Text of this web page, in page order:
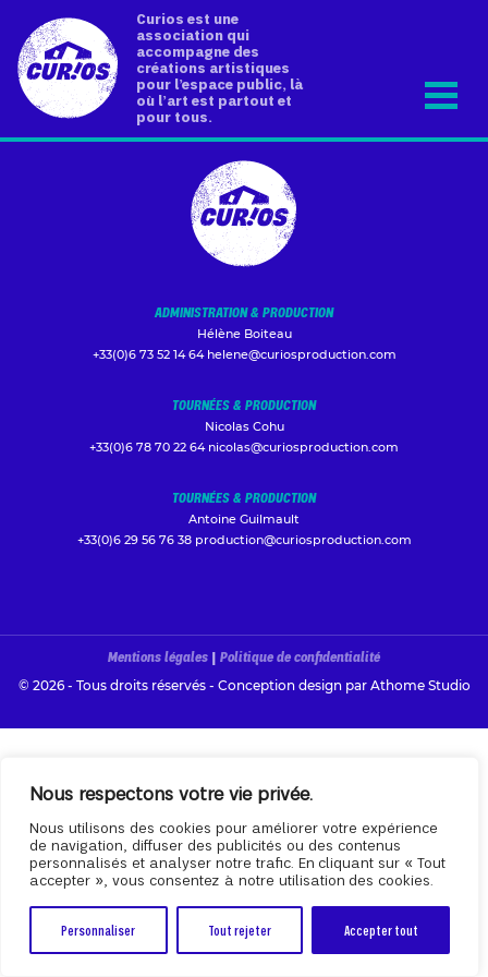
Nous respectons votre vie privée.
Nous utilisons des cookies pour améliorer votre expérience
de navigation, diffuser des publicités ou des contenus
personnalisés et analyser notre trafic. En cliquant sur « Tout
accepter », vous consentez à notre utilisation des cookies.
Personnaliser Tout rejeter Accepter tout
Curios est une
association qui
accompagne des
créations artistiques
pour l’espace public, là
où l’art est partout et
pour tous.
ADMINISTRATION & PRODUCTION
Hélène Boiteau
+33(0)6 73 52 14 64 helene@curiosproduction.com
TOURNÉES & PRODUCTION
Nicolas Cohu
+33(0)6 78 70 22 64 nicolas@curiosproduction.com
TOURNÉES & PRODUCTION
Antoine Guilmault
+33(0)6 29 56 76 38 production@curiosproduction.com
Mentions légales | Politique de confidentialité
© 2026 - Tous droits réservés - Conception design par Athome Studio